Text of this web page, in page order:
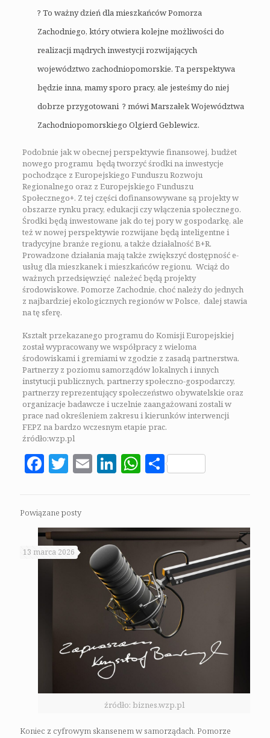
? To ważny dzień dla mieszkańców Pomorza
Zachodniego, który otwiera kolejne możliwości do
realizacji mądrych inwestycji rozwijających
województwo zachodniopomorskie. Ta perspektywa
będzie inna, mamy sporo pracy, ale jesteśmy do niej
dobrze przygotowani ? mówi Marszałek Województwa
Zachodniopomorskiego Olgierd Geblewicz.
Podobnie jak w obecnej perspektywie finansowej, budżet
nowego programu będą tworzyć środki na inwestycje
pochodzące z Europejskiego Funduszu Rozwoju
Regionalnego oraz z Europejskiego Funduszu
Społecznego+. Z tej części dofinansowywane są projekty w
obszarze rynku pracy, edukacji czy włączenia społecznego.
Środki będą inwestowane jak do tej pory w gospodarkę, ale
też w nowej perspektywie rozwijane będą inteligentne i
tradycyjne branże regionu, a także działalność B+R.
Prowadzone działania mają także zwiększyć dostępność e-
usług dla mieszkanek i mieszkańców regionu. Wciąż do
ważnych przedsięwzięć należeć będą projekty
środowiskowe. Pomorze Zachodnie, choć należy do jednych
z najbardziej ekologicznych regionów w Polsce, dalej stawia
na tę sferę.
Kształt przekazanego programu do Komisji Europejskiej
został wypracowany we współpracy z wieloma
środowiskami i gremiami w zgodzie z zasadą partnerstwa.
Partnerzy z poziomu samorządów lokalnych i innych
instytucji publicznych, partnerzy społeczno-gospodarczy,
partnerzy reprezentujący społeczeństwo obywatelskie oraz
organizacje badawcze i uczelnie zaangażowani zostali w
prace nad określeniem zakresu i kierunków interwencji
FEPZ na bardzo wczesnym etapie prac.
źródło:wzp.pl
Facebook
Twitter
Email
LinkedIn
WhatsApp
Share
Powiązane posty
źródło: biznes.wzp.pl
13 marca 2026
Koniec z cyfrowym skansenem w samorządach. Pomorze